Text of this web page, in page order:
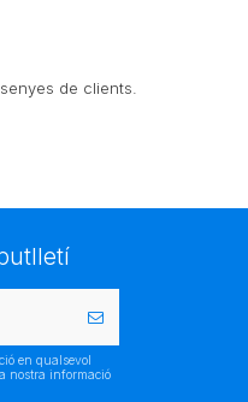
de clients.
en qualsevol
nostra informació